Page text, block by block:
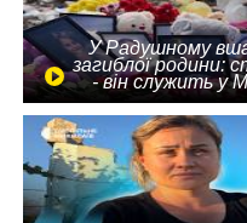
У Радушному
загиблої родини:
- він служить у